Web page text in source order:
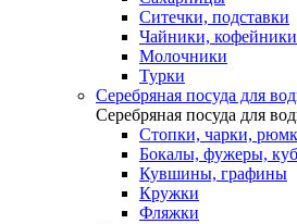
Ситечки, подставки
Чайники, кофейники
Молочники
Турки
Серебряная посуда для
Серебряная посуда для
Стопки, чарки,
Бокалы, фужеры,
Кувшины, графины
Кружки
Фляжки